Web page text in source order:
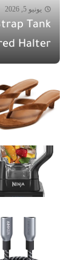
يونيو 5, 2026
Tank
Halter...